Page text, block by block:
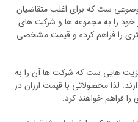
ست که برای اغلب متقاضیان
را به مجموعه ها و شرکت های
را فراهم کرده و قیمت مشخصی
مزیت هایی ست که شرکت ها آن را به
لذا محصولاتی با قیمت ارزان در
را فراهم خواهند کرد.